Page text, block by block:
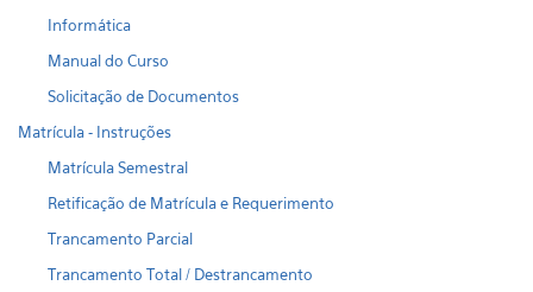
Informática
Manual do Curso
Solicitação de Documentos
Matrícula - Instruções
Matrícula Semestral
Retificação de Matrícula e Requerimento
Trancamento Parcial
Trancamento Total / Destrancamento